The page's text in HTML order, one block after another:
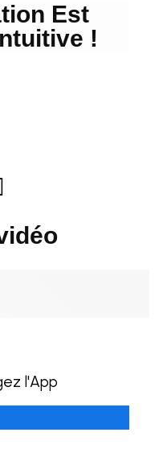
Est
!
l'App